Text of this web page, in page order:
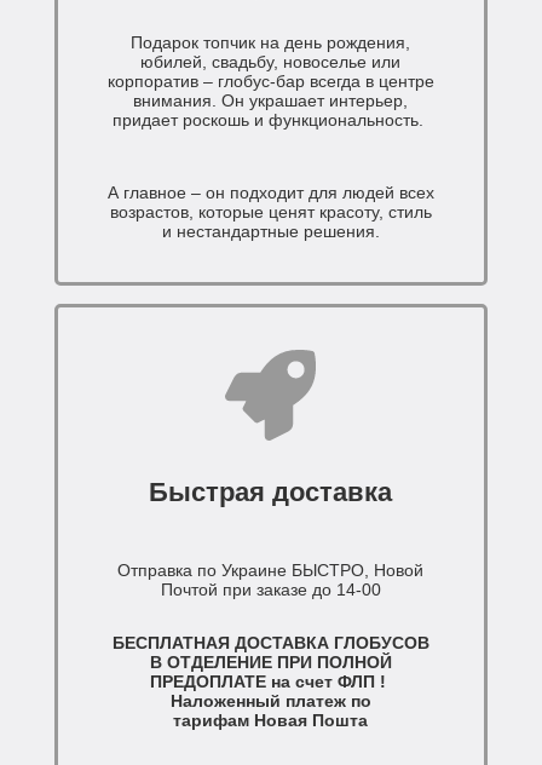
Подарок топчик на день рождения,
юбилей, свадьбу, новоселье или
корпоратив – глобус-бар всегда в центре
внимания. Он украшает интерьер,
придает роскошь и функциональность.
А главное – он подходит для людей всех
возрастов, которые ценят красоту, стиль
и нестандартные решения.
Быстрая доставка
Отправка по Украине БЫСТРО, Новой
Почтой при заказе до 14-00
БЕСПЛАТНАЯ ДОСТАВКА ГЛОБУСОВ
В ОТДЕЛЕНИЕ ПРИ ПОЛНОЙ
ПРЕДОПЛАТЕ на счет ФЛП !
Наложенный платеж по
тарифам Новая Пошта